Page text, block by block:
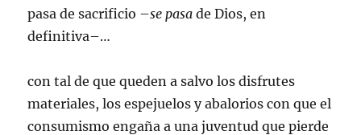
pasa de sacrificio –se pasa de Dios, en
definitiva–…
con tal de que queden a salvo los disfrutes
materiales, los espejuelos y abalorios con que el
consumismo engaña a una juventud que pierde